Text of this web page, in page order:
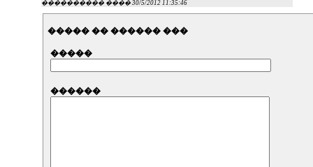
���������� ���� 30/5/2012 11:35:46
����� �� ������ ���
�����
������